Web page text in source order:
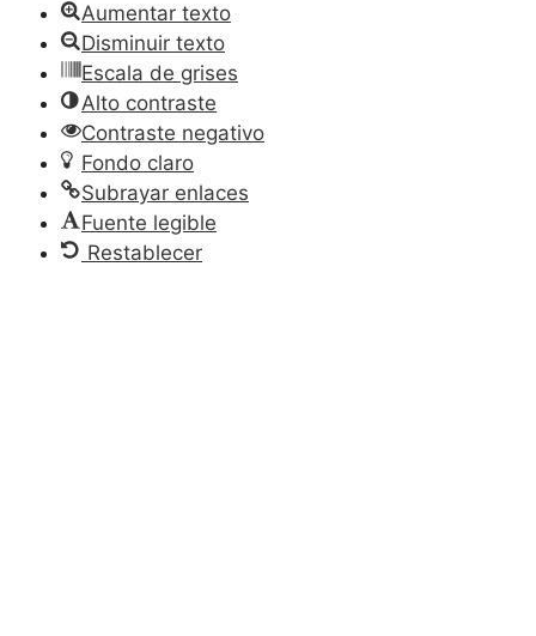
Aumentar texto
Disminuir texto
Escala de grises
Alto contraste
Contraste negativo
Fondo claro
Subrayar enlaces
Fuente legible
Restablecer